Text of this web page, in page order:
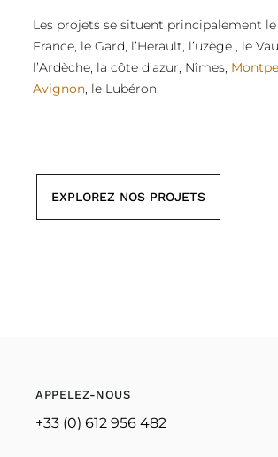
Les projets se situent principalement le
France, le Gard, l’Herault, l’uzège , le
l’Ardèche, la côte d’azur, Nîmes,
Avignon, le Lubéron.
EXPLOREZ NOS PROJETS
APPELEZ-NOUS
+33 (0) 612 956 482